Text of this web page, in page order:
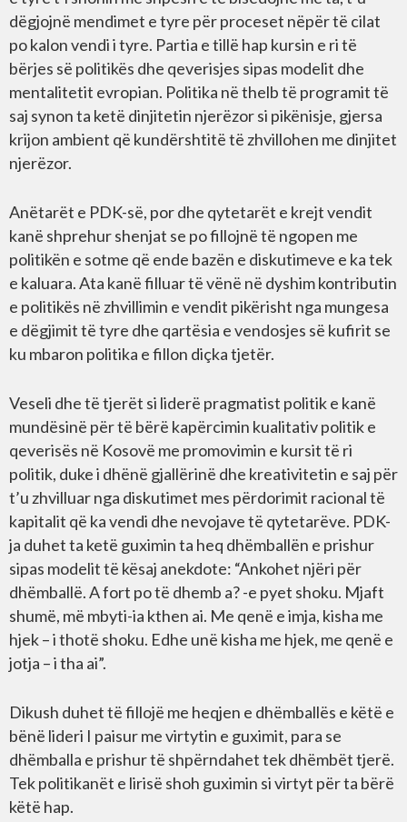
dëgjojnë mendimet e tyre për proceset nëpër të cilat
po kalon vendi i tyre. Partia e tillë hap kursin e ri të
bërjes së politikës dhe qeverisjes sipas modelit dhe
mentalitetit evropian. Politika në thelb të programit të
saj synon ta ketë dinjitetin njerëzor si pikënisje, gjersa
krijon ambient që kundërshtitë të zhvillohen me dinjitet
njerëzor.
Anëtarët e PDK-së, por dhe qytetarët e krejt vendit
kanë shprehur shenjat se po fillojnë të ngopen me
politikën e sotme që ende bazën e diskutimeve e ka tek
e kaluara. Ata kanë filluar të vënë në dyshim kontributin
e politikës në zhvillimin e vendit pikërisht nga mungesa
e dëgjimit të tyre dhe qartësia e vendosjes së kufirit se
ku mbaron politika e fillon diçka tjetër.
Veseli dhe të tjerët si liderë pragmatist politik e kanë
mundësinë për të bërë kapërcimin kualitativ politik e
qeverisës në Kosovë me promovimin e kursit të ri
politik, duke i dhënë gjallërinë dhe kreativitetin e saj për
t’u zhvilluar nga diskutimet mes përdorimit racional të
kapitalit që ka vendi dhe nevojave të qytetarëve. PDK-
ja duhet ta ketë guximin ta heq dhëmballën e prishur
sipas modelit të kësaj anekdote: “Ankohet njëri për
dhëmballë. A fort po të dhemb a? -e pyet shoku. Mjaft
shumë, më mbyti-ia kthen ai. Me qenë e imja, kisha me
hjek – i thotë shoku. Edhe unë kisha me hjek, me qenë e
jotja – i tha ai”.
Dikush duhet të fillojë me heqjen e dhëmballës e këtë e
bënë lideri I paisur me virtytin e guximit, para se
dhëmballa e prishur të shpërndahet tek dhëmbët tjerë.
Tek politikanët e lirisë shoh guximin si virtyt për ta bërë
këtë hap.